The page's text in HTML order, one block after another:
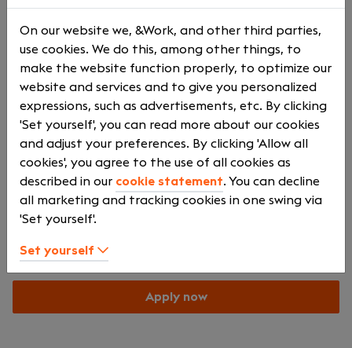
About us
OrangeCrest is een organisatie die zich richt op het
leveren van hoogwaardige IT- en
consultancydiensten. We geloven in de kracht van
samenwerking en innovatie om onze klanten te
helpen succesvol te zijn in een continu veranderende
markt.
Our location
Jan Leentvaarlaan 29
Apply now
On our website we, &Work, and other third parties,
use cookies. We do this, among other things, to
make the website function properly, to optimize our
website and services and to give you personalized
expressions, such as advertisements, etc. By clicking
'Set yourself', you can read more about our cookies
and adjust your preferences. By clicking 'Allow all
cookies', you agree to the use of all cookies as
described in our cookie statement. You can decline
all marketing and tracking cookies in one swing via
'Set yourself'.
Set yourself